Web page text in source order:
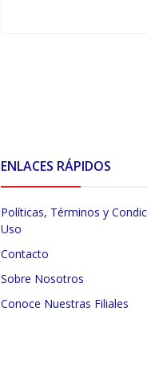
ENLACES RÁPIDOS
Políticas, Términos y
Uso
Contacto
Sobre Nosotros
Conoce Nuestras Filiales